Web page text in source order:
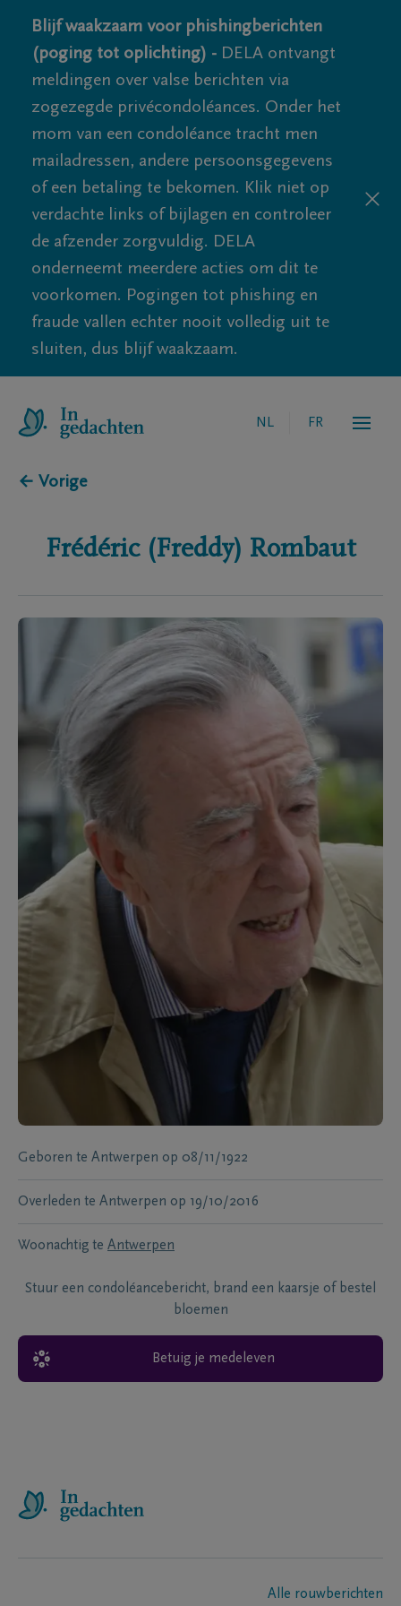
Blijf waakzaam voor phishingberichten
(poging tot oplichting) - DELA ontvangt
meldingen over valse berichten via
zogezegde privécondoléances. Onder het
mom van een condoléance tracht men
mailadressen, andere persoonsgegevens
of een betaling te bekomen. Klik niet op
verdachte links of bijlagen en controleer
de afzender zorgvuldig. DELA
onderneemt meerdere acties om dit te
voorkomen. Pogingen tot phishing en
fraude vallen echter nooit volledig uit te
sluiten, dus blijf waakzaam.
NL FR
← Vorige
Frédéric (Freddy) Rombaut
Geboren te Antwerpen op 08/11/1922
Overleden te Antwerpen op 19/10/2016
Woonachtig te Antwerpen
Stuur een condoléancebericht, brand een kaarsje of bestel
bloemen
Betuig je medeleven
Alle rouwberichten